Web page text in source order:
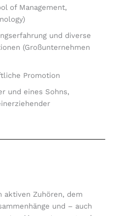
of Management,
und diverse
(Großunternehmen
Promotion
und eines Sohns,
aktiven Zuhören, dem
und – auch